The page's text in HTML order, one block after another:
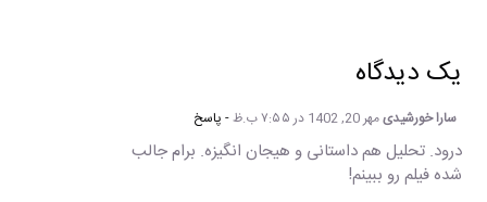
یک دیدگاه
سارا خورشیدیمهر 20, 1402 در ۷:۵۵ ب.ظ - پاسخ
درود. تحلیل هم داستانی و هیجان انگیزه. برام جالب
شده فیلم رو ببینم!